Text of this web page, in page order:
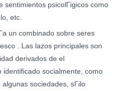
sentimientos psicolГіgicos como
etc.
un combinado sobre seres
. Las lazos principales son
derivados de el
identificado socialmente, como
sociedades, sГіlo